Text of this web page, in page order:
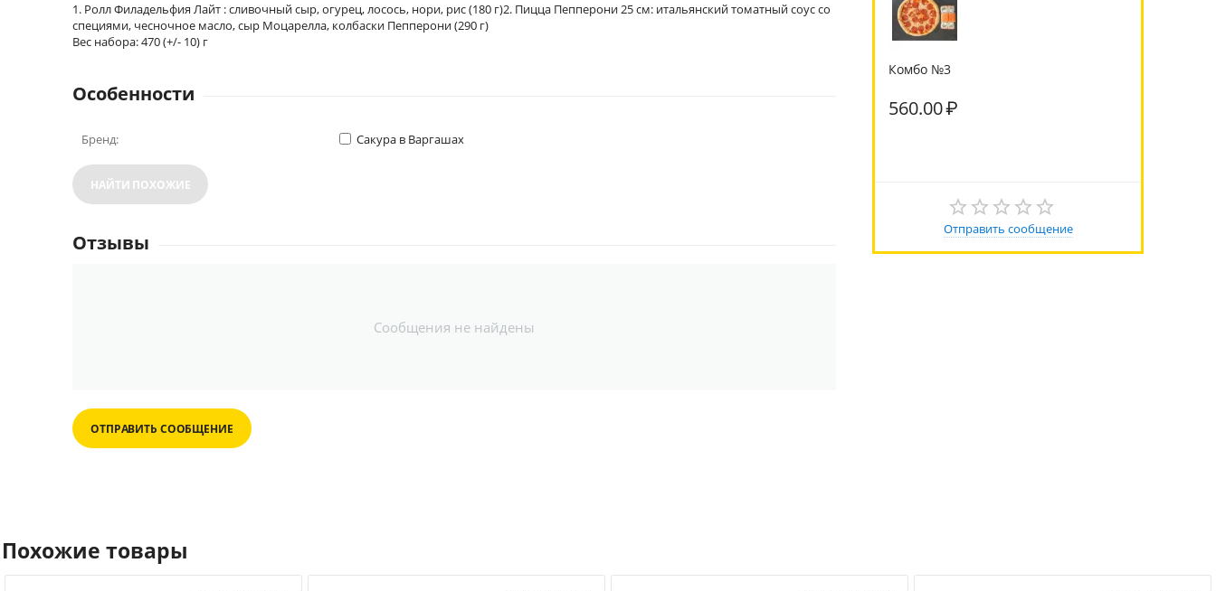
Комбо №3
560.00₽
Отправить сообщение
1. Ролл Филадельфия Лайт : сливочный сыр, огурец, лосось, нори, рис (180 г)2. Пицца Пепперони 25 см: итальянский томатный соус со
специями, чесночное масло, сыр Моцарелла, колбаски Пепперони (290 г)
Вес набора: 470 (+/- 10) г
Особенности
Бренд: Сакура в Варгашах
НАЙТИ ПОХОЖИЕ
Отзывы
Сообщения не найдены
ОТПРАВИТЬ СООБЩЕНИЕ
Похожие товары